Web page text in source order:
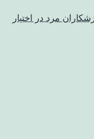
مرد در اختیار